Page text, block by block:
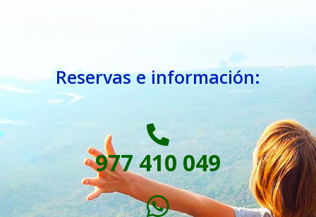
Reservas e información:
977 410 049